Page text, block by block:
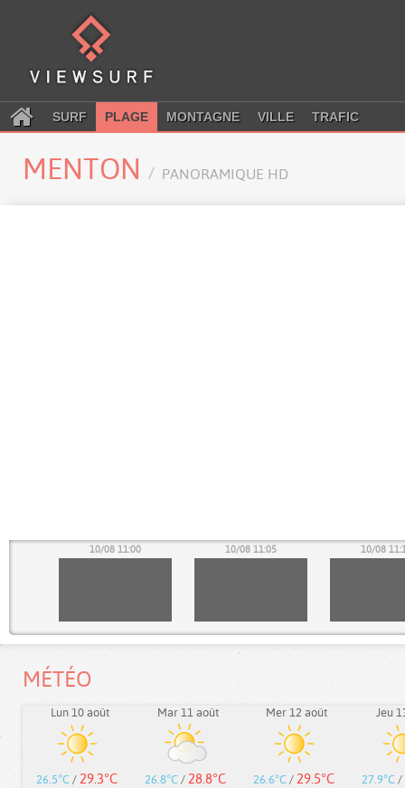
SURF PLAGE MONTAGNE VILLE TRAFIC
MENTON PANORAMIQUE HD
10/08 11:00 10/08 11:05 10/08
MÉTÉO
Lun 10 août
26.5°C / 29.3°C
Mar 11 août
26.8°C / 28.8°C
Mer 12 août
26.6°C / 29.5°C
Jeu
27.9°C /